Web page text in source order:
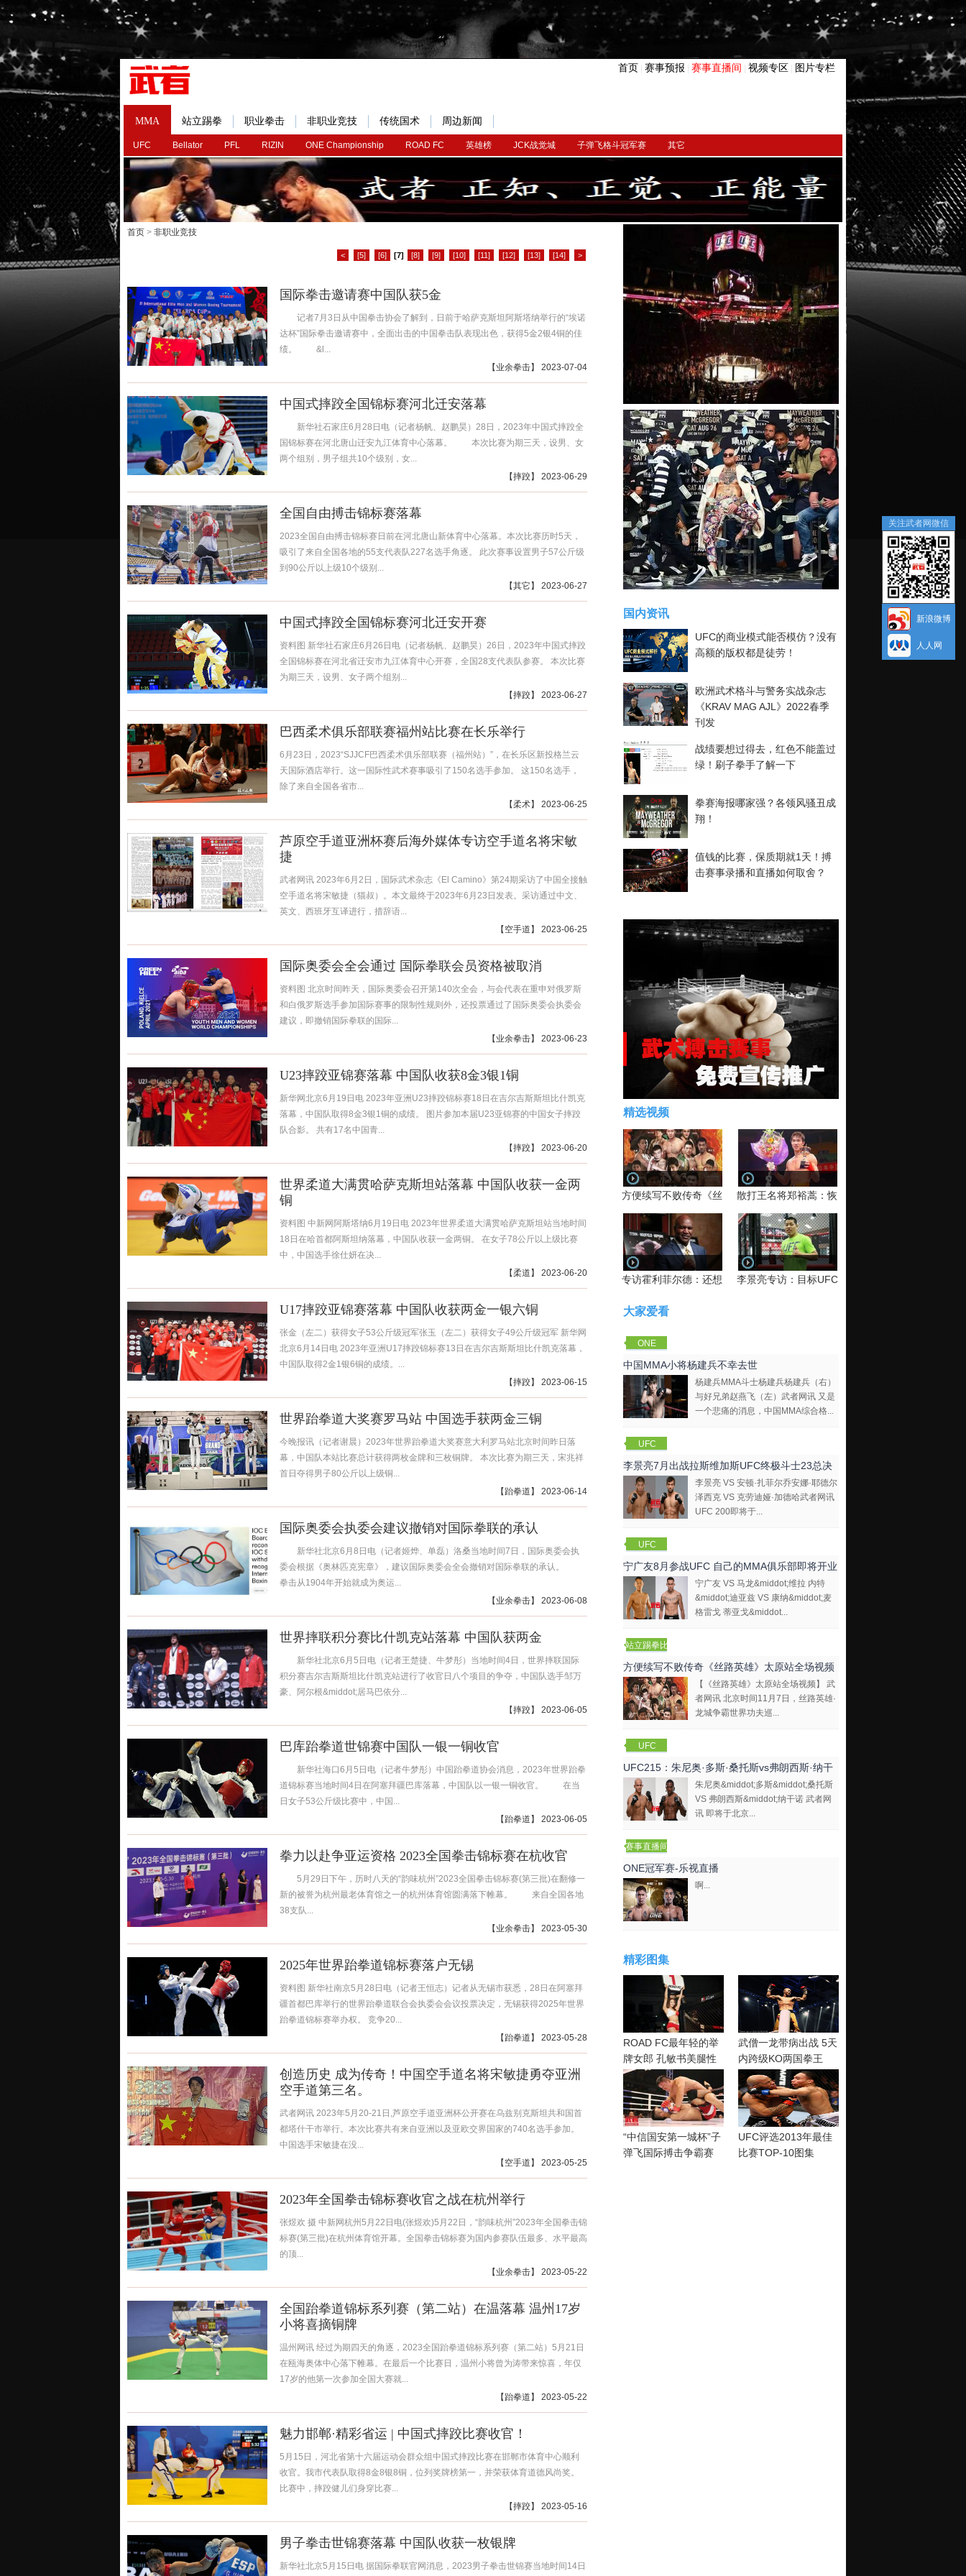
首页 赛事预报 赛事直播间 视频专区 图片专栏
MMA
UFC Bellator PFL RIZIN ONE Championship ROAD FC 英雄榜 JCK战觉城 子弹飞格斗冠军赛 其它
站立踢拳 职业拳击 非职业竞技 传统国术 周边新闻
首页 > 非职业竞技
< [5] [6] [7] [8] [9] [10] [11] [12] [13] [14] >
国际拳击邀请赛中国队获5金
记者7月3日从中国拳击协会了解到，日前于哈萨克斯坦阿斯塔纳举行的“埃诺
达杯”国际拳击邀请赛中，全面出击的中国拳击队表现出色，获得5金2银4铜的佳
绩。 &l...
【业余拳击】 2023-07-04
中国式摔跤全国锦标赛河北迁安落幕
新华社石家庄6月28日电（记者杨帆、赵鹏昊）28日，2023年中国式摔跤全
国锦标赛在河北唐山迁安九江体育中心落幕。 本次比赛为期三天，设男、女
两个组别，男子组共10个级别，女...
【摔跤】 2023-06-29
全国自由搏击锦标赛落幕
2023全国自由搏击锦标赛日前在河北唐山新体育中心落幕。本次比赛历时5天，
吸引了来自全国各地的55支代表队227名选手角逐。 此次赛事设置男子57公斤级
到90公斤以上级10个级别...
【其它 】 2023-06-27
中国式摔跤全国锦标赛河北迁安开赛
资料图 新华社石家庄6月26日电（记者杨帆、赵鹏昊）26日，2023年中国式摔跤
全国锦标赛在河北省迁安市九江体育中心开赛，全国28支代表队参赛。 本次比赛
为期三天，设男、女子两个组别...
【摔跤】 2023-06-27
巴西柔术俱乐部联赛福州站比赛在长乐举行
6月23日，2023“SJJCF巴西柔术俱乐部联赛（福州站）”，在长乐区新投格兰云
天国际酒店举行。这一国际性武术赛事吸引了150名选手参加。 这150名选手，
除了来自全国各省市...
【柔术】 2023-06-25
芦原空手道亚洲杯赛后海外媒体专访空手道名将宋敏
捷
武者网讯 2023年6月2日，国际武术杂志《El Camino》第24期采访了中国全接触
空手道名将宋敏捷（猫叔）。本文最终于2023年6月23日发表。采访通过中文、
英文、西班牙互译进行，措辞语...
【 空手道 】 2023-06-25
国际奥委会全会通过 国际拳联会员资格被取消
资料图 北京时间昨天，国际奥委会召开第140次全会，与会代表在重申对俄罗斯
和白俄罗斯选手参加国际赛事的限制性规则外，还投票通过了国际奥委会执委会
建议，即撤销国际拳联的国际...
【业余拳击】 2023-06-23
U23摔跤亚锦赛落幕 中国队收获8金3银1铜
新华网北京6月19日电 2023年亚洲U23摔跤锦标赛18日在吉尔吉斯斯坦比什凯克
落幕，中国队取得8金3银1铜的成绩。 图片参加本届U23亚锦赛的中国女子摔跤
队合影。 共有17名中国青...
【摔跤】 2023-06-20
世界柔道大满贯哈萨克斯坦站落幕 中国队收获一金两
铜
资料图 中新网阿斯塔纳6月19日电 2023年世界柔道大满贯哈萨克斯坦站当地时间
18日在哈首都阿斯坦纳落幕，中国队收获一金两铜。 在女子78公斤以上级比赛
中，中国选手徐仕妍在决...
【柔道 】 2023-06-20
U17摔跤亚锦赛落幕 中国队收获两金一银六铜
张金（左二）获得女子53公斤级冠军张玉（左二）获得女子49公斤级冠军 新华网
北京6月14日电 2023年亚洲U17摔跤锦标赛13日在吉尔吉斯斯坦比什凯克落幕，
中国队取得2金1银6铜的成绩。...
【摔跤】 2023-06-15
世界跆拳道大奖赛罗马站 中国选手获两金三铜
今晚报讯（记者谢晨）2023年世界跆拳道大奖赛意大利罗马站北京时间昨日落
幕，中国队本站比赛总计获得两枚金牌和三枚铜牌。 本次比赛为期三天，宋兆祥
首日夺得男子80公斤以上级铜...
【跆拳道 】 2023-06-14
国际奥委会执委会建议撤销对国际拳联的承认
新华社北京6月8日电（记者姬烨、单磊）洛桑当地时间7日，国际奥委会执
委会根据《奥林匹克宪章》，建议国际奥委会全会撤销对国际拳联的承认。
拳击从1904年开始就成为奥运...
【业余拳击】 2023-06-08
世界摔联积分赛比什凯克站落幕 中国队获两金
新华社北京6月5日电（记者王楚捷、牛梦彤）当地时间4日，世界摔联国际
积分赛吉尔吉斯斯坦比什凯克站进行了收官日八个项目的争夺，中国队选手邹万
豪、阿尔根&middot;居马巴依分...
【摔跤】 2023-06-05
巴库跆拳道世锦赛中国队一银一铜收官
​ 新华社海口6月5日电（记者牛梦彤）中国跆拳道协会消息，2023年世界跆拳
道锦标赛当地时间4日在阿塞拜疆巴库落幕，中国队以一银一铜收官。 在当
日女子53公斤级比赛中，中国...
【跆拳道 】 2023-06-05
拳力以赴争亚运资格 2023全国拳击锦标赛在杭收官
5月29日下午，历时八天的“韵味杭州”2023全国拳击锦标赛(第三批)在翻修一
新的被誉为杭州最老体育馆之一的杭州体育馆圆满落下帷幕。 来自全国各地
38支队...
【业余拳击】 2023-05-30
2025年世界跆拳道锦标赛落户无锡
资料图 新华社南京5月28日电（记者王恒志）记者从无锡市获悉，28日在阿塞拜
疆首都巴库举行的世界跆拳道联合会执委会会议投票决定，无锡获得2025年世界
跆拳道锦标赛举办权。 竞争20...
【跆拳道 】 2023-05-28
创造历史 成为传奇！中国空手道名将宋敏捷勇夺亚洲
空手道第三名。
武者网讯 2023年5月20-21日,芦原空手道亚洲杯公开赛在乌兹别克斯坦共和国首
都塔什干市举行。本次比赛共有来自亚洲以及亚欧交界国家的740名选手参加。
中国选手宋敏捷在没...
【 空手道 】 2023-05-25
2023年全国拳击锦标赛收官之战在杭州举行
张煜欢 摄 中新网杭州5月22日电(张煜欢)5月22日，“韵味杭州”2023年全国拳击锦
标赛(第三批)在杭州体育馆开幕。全国拳击锦标赛为国内参赛队伍最多、水平最高
的顶...
【业余拳击】 2023-05-22
全国跆拳道锦标系列赛（第二站）在温落幕 温州17岁
小将喜摘铜牌
温州网讯 经过为期四天的角逐，2023全国跆拳道锦标系列赛（第二站）5月21日
在瓯海奥体中心落下帷幕。在最后一个比赛日，温州小将曾为涛带来惊喜，年仅
17岁的他第一次参加全国大赛就...
【跆拳道 】 2023-05-22
魅力邯郸·精彩省运 | 中国式摔跤比赛收官！
5月15日，河北省第十六届运动会群众组中国式摔跤比赛在邯郸市体育中心顺利
收官。我市代表队取得8金8银8铜，位列奖牌榜第一，并荣获体育道德风尚奖。
比赛中，摔跤健儿们身穿比赛...
【摔跤】 2023-05-16
男子拳击世锦赛落幕 中国队收获一枚银牌
新华社北京5月15日电 据国际拳联官网消息，2023男子拳击世锦赛当地时间14日
国内资讯
UFC的商业模式能否模仿？没有
高额的版权都是徒劳！
欧洲武术格斗与警务实战杂志
《KRAV MAG AJL》2022春季
刊发
战绩要想过得去，红色不能盖过
绿！刷子拳手了解一下
拳赛海报哪家强？各领风骚丑成
翔！
值钱的比赛，保质期就1天！搏
击赛事录播和直播如何取舍？
精选视频
方便续写不败传奇《丝路英雄》太原站全场视频
散打王名将郑裕蒿：恢复训练 有望回归擂台
专访霍利菲尔德：还想再和泰森干一架！李景亮专访：目标UFC金腰带 不做打酱油
大家爱看
ONE
Champions
hip
中国MMA小将杨建兵不幸去世
杨建兵MMA斗士杨建兵杨建兵（右）
与好兄弟赵燕飞（左）武者网讯 又是
一个悲痛的消息，中国MMA综合格...
UFC
李景亮7月出战拉斯维加斯UFC终极斗士23总决
李景亮 VS 安顿·扎菲尔乔安娜·耶德尔
泽西克 VS 克劳迪娅·加德哈武者网讯
UFC 200即将于...
UFC
宁广友8月参战UFC 自己的MMA俱乐部即将开业
宁广友 VS 马龙&middot;维拉 内特
&middot;迪亚兹 VS 康纳&middot;麦
格雷戈 蒂亚戈&middot...
站立踢拳比
赛视频
方便续写不败传奇《丝路英雄》太原站全场视频
【《丝路英雄》太原站全场视频】 武
者网讯 北京时间11月7日，丝路英雄·
龙城争霸世界功夫巡...
UFC
UFC215：朱尼奥·多斯·桑托斯vs弗朗西斯·纳干
朱尼奥&middot;多斯&middot;桑托斯
VS 弗朗西斯&middot;纳干诺 武者网
讯 即将于北京...
赛事直播间
ONE冠军赛-乐视直播
啊...
精彩图集
ROAD FC最年轻的举
牌女郎 孔敏书美腿性
感眼神清纯
武僧一龙带病出战 5天
内跨级KO两国拳王
“中信国安第一城杯”子
弹飞国际搏击争霸赛
UFC评选2013年最佳
比赛TOP-10图集
关注武者网微信
新浪微博
人人网